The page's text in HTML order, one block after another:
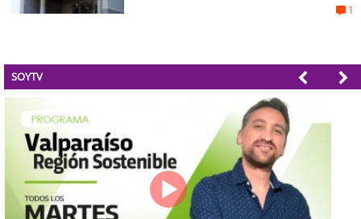
1
SOYTV